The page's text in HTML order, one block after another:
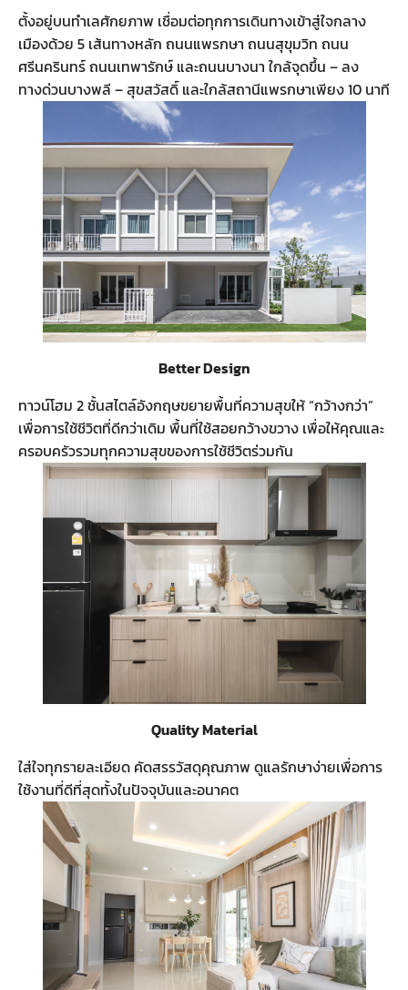
ตั้งอยู่บนทำเลศักยภาพ เชื่อมต่อทุกการเดินทางเข้าสู่ใจกลาง
เมืองด้วย 5 เส้นทางหลัก ถนนแพรกษา ถนนสุขุมวิท ถนน
ศรีนครินทร์ ถนนเทพารักษ์ และถนนบางนา ใกล้จุดขึ้น – ลง
ทางด่วนบางพลี – สุขสวัสดิ์ และใกล้สถานีแพรกษาเพียง 10 นาที
Better Design
ทาวน์โฮม 2 ชั้นสไตล์อังกฤษขยายพื้นที่ความสุขให้ “กว้างกว่า”
เพื่อการใช้ชีวิตที่ดีกว่าเดิม พื้นที่ใช้สอยกว้างขวาง เพื่อให้คุณและ
ครอบครัวรวมทุกความสุขของการใช้ชีวิตร่วมกัน
Quality Material
ใส่ใจทุกรายละเอียด คัดสรรวัสดุคุณภาพ ดูแลรักษาง่ายเพื่อการ
ใช้งานที่ดีที่สุดทั้งในปัจจุบันและอนาคต